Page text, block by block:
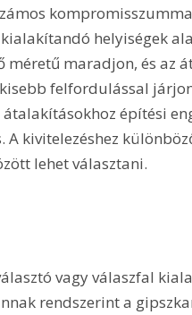
kialakítandó helyiségek
méretű maradjon, és az
felfordulással
építési
A kivitelezéshez
lehet választani.
vagy válaszfal
rendszerint a